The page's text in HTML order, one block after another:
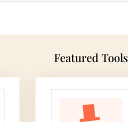
Featured Tools